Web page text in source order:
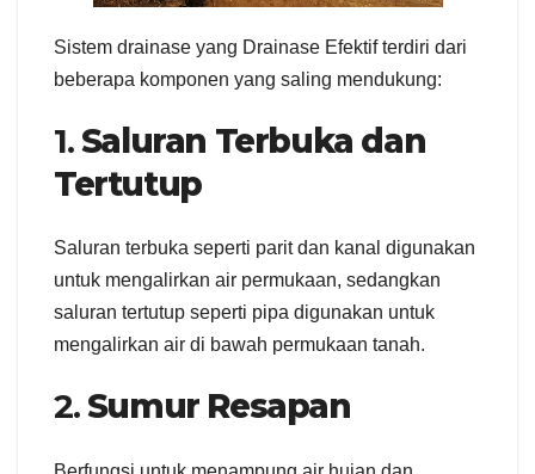
Sistem drainase yang Drainase Efektif terdiri dari
beberapa komponen yang saling mendukung:
1.Saluran Terbuka dan
Tertutup
Saluran terbuka seperti parit dan kanal digunakan
untuk mengalirkan air permukaan, sedangkan
saluran tertutup seperti pipa digunakan untuk
mengalirkan air di bawah permukaan tanah.
2.Sumur Resapan